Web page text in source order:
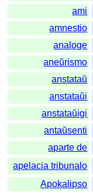
ami
amnestio
analoge
aneŭrismo
anstataŭ
anstataŭi
anstataŭigi
antaŭsenti
aparte de
apelacia tribunalo
Apokalipso